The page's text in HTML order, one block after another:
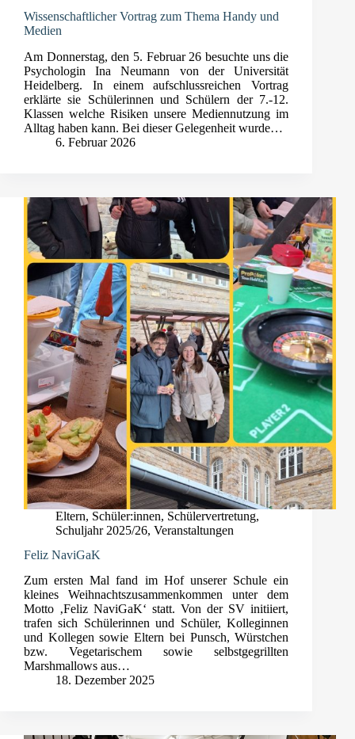
Wissenschaftlicher Vortrag zum Thema Handy und
Medien
Am Donnerstag, den 5. Februar 26 besuchte uns die
Psychologin Ina Neumann von der Universität
Heidelberg. In einem aufschlussreichen Vortrag
erklärte sie Schülerinnen und Schülern der 7.-12.
Klassen welche Risiken unsere Mediennutzung im
Alltag haben kann. Bei dieser Gelegenheit wurde…
6. Februar 2026
Eltern, Schüler:innen, Schülervertretung,
Schuljahr 2025/26, Veranstaltungen
Feliz NaviGaK
Zum ersten Mal fand im Hof unserer Schule ein
kleines Weihnachtszusammenkommen unter dem
Motto ‚Feliz NaviGaK‘ statt. Von der SV initiiert,
trafen sich Schülerinnen und Schüler, Kolleginnen
und Kollegen sowie Eltern bei Punsch, Würstchen
bzw. Vegetarischem sowie selbstgegrillten
Marshmallows aus…
18. Dezember 2025